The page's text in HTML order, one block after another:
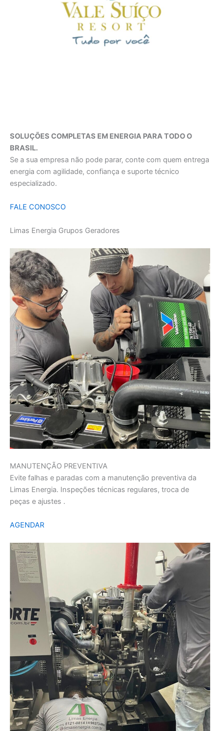
SOLUÇÕES COMPLETAS EM ENERGIA PARA TODO O
BRASIL.
Se a sua empresa não pode parar, conte com quem entrega
energia com agilidade, confiança e suporte técnico
especializado.
FALE CONOSCO
Limas Energia Grupos Geradores
MANUTENÇÃO PREVENTIVA
Evite falhas e paradas com a manutenção preventiva da
Limas Energia. Inspeções técnicas regulares, troca de
peças e ajustes .
AGENDAR